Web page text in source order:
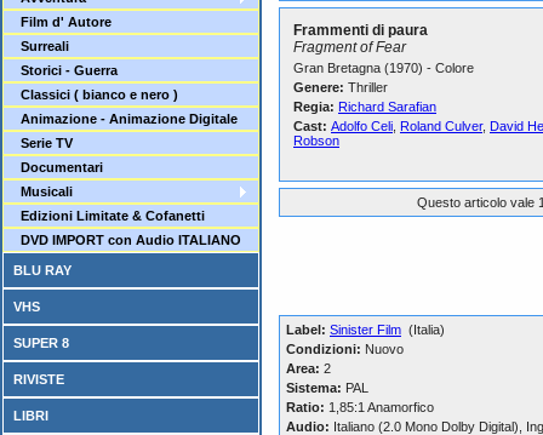
Film d' Autore
Surreali
Storici - Guerra
Classici ( bianco e nero )
Animazione - Animazione Digitale
Serie TV
Documentari
Musicali
Edizioni Limitate & Cofanetti
DVD IMPORT con Audio ITALIANO
BLU RAY
VHS
SUPER 8
RIVISTE
LIBRI
Frammenti di paura
Fragment of Fear
Gran Bretagna (1970) - Colore
Genere: Thriller
Regia: Richard Sarafian
Cast: Adolfo Celi Roland Culver, David
Robson
Questo articolo vale
Label: Sinister Film (Italia)
Condizioni: Nuovo
Area: 2
Sistema: PAL
Ratio: 1,85:1 Anamorfico
Audio: Italiano (2.0 Mono Dolby Digital),